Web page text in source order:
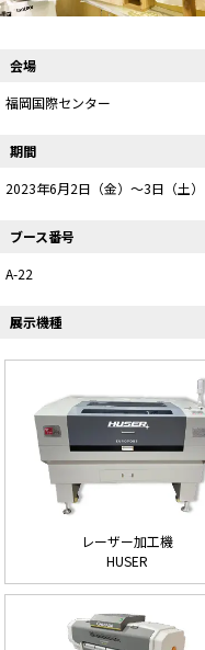
会場
福岡国際センター
期間
2023年6月2日（金）～3日（土）
ブース番号
A-22
展示機種
レーザー加工機
HUSER